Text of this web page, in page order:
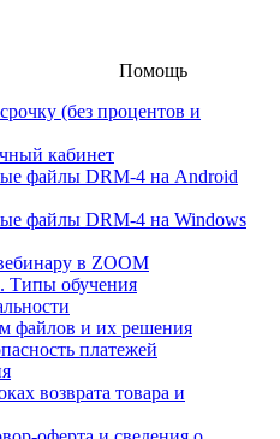
Помощь
(без процентов и
кабинет
файлы DRM-4 на Android
файлы DRM-4 на Windows
в ZOOM
Типы обучения
файлов и их решения
платежей
возврата товара и